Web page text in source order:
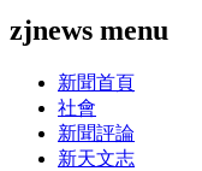
zjnews menu
新聞首頁
社會
新聞評論
新天文志